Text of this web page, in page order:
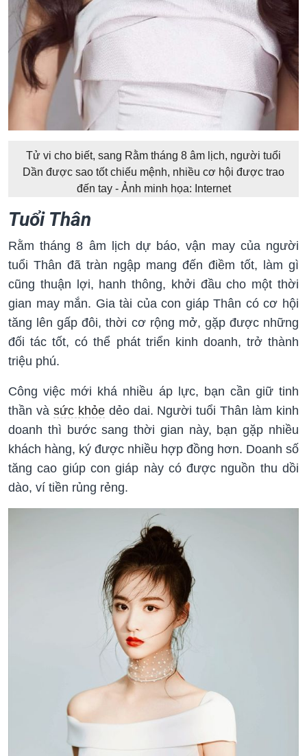
Tử vi cho biết, sang Rằm tháng 8 âm lịch, người tuổi
Dần được sao tốt chiếu mệnh, nhiều cơ hội được trao
đến tay - Ảnh minh họa: Internet
Tuổi Thân
Rằm tháng 8 âm lịch dự báo, vận may của người
tuổi Thân đã tràn ngập mang đến điềm tốt, làm gì
cũng thuận lợi, hanh thông, khởi đầu cho một thời
gian may mắn. Gia tài của con giáp Thân có cơ hội
tăng lên gấp đôi, thời cơ rộng mở, gặp được những
đối tác tốt, có thể phát triển kinh doanh, trở thành
triệu phú.
Công việc mới khá nhiều áp lực, bạn cần giữ tinh
thần và sức khỏedẻo dai. Người tuổi Thân làm kinh
doanh thì bước sang thời gian này, bạn gặp nhiều
khách hàng, ký được nhiều hợp đồng hơn. Doanh số
tăng cao giúp con giáp này có được nguồn thu dồi
dào, ví tiền rủng rẻng.